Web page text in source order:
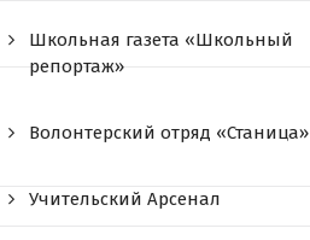
Школьная газета «Школьный
репортаж»
Волонтерский отряд «Станица»
Учительский Арсенал